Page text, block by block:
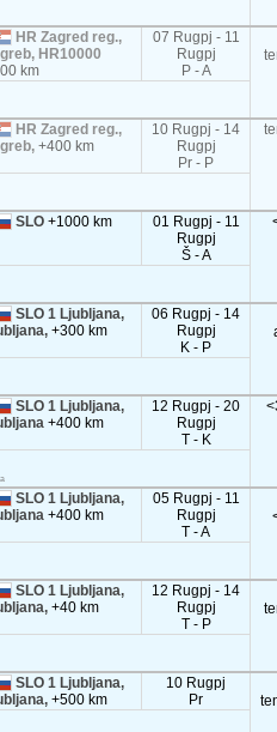
HR Zagred reg.,
HR10000
km
07 Rugpj - 11
Rugpj
P - A
HR Zagred reg.,
+400 km
10 Rugpj - 14
Rugpj
Pr - P
SLO+1000 km
01 Rugpj - 11
Rugpj
Š - A
SLO 1 Ljubljana,
+300 km
06 Rugpj - 14
Rugpj
K - P
SLO 1 Ljubljana,
+400 km
12 Rugpj - 20
Rugpj
T - K
SLO 1 Ljubljana,
+400 km
05 Rugpj - 11
Rugpj
T - A
SLO 1 Ljubljana,
+40 km
12 Rugpj - 14
Rugpj
T - P
SLO 1 Ljubljana,
+500 km
10 Rugpj
Pr